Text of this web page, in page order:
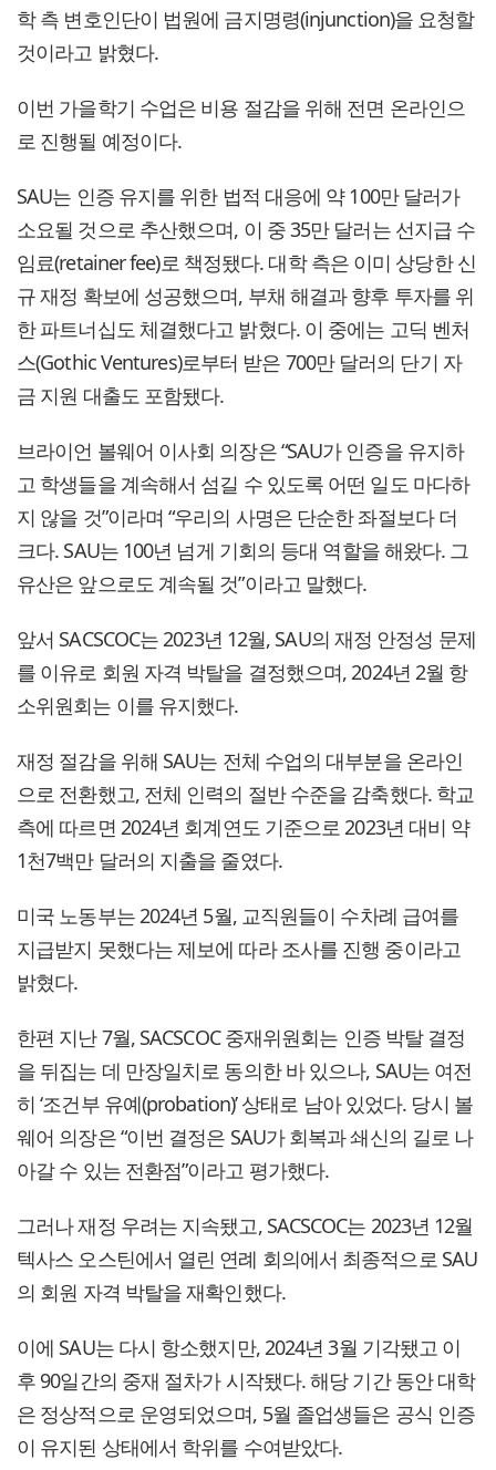
학 측 변호인단이 법원에 금지명령(injunction)을 요청할
것이라고 밝혔다.
이번 가을학기 수업은 비용 절감을 위해 전면 온라인으
로 진행될 예정이다.
SAU는 인증 유지를 위한 법적 대응에 약 100만 달러가
소요될 것으로 추산했으며, 이 중 35만 달러는 선지급 수
임료(retainer fee)로 책정됐다. 대학 측은 이미 상당한 신
규 재정 확보에 성공했으며, 부채 해결과 향후 투자를 위
한 파트너십도 체결했다고 밝혔다. 이 중에는 고딕 벤처
스(Gothic Ventures)로부터 받은 700만 달러의 단기 자
금 지원 대출도 포함됐다.
브라이언 볼웨어 이사회 의장은 “SAU가 인증을 유지하
고 학생들을 계속해서 섬길 수 있도록 어떤 일도 마다하
지 않을 것”이라며 “우리의 사명은 단순한 좌절보다 더
크다. SAU는 100년 넘게 기회의 등대 역할을 해왔다. 그
유산은 앞으로도 계속될 것”이라고 말했다.
앞서 SACSCOC는 2023년 12월, SAU의 재정 안정성 문제
를 이유로 회원 자격 박탈을 결정했으며, 2024년 2월 항
소위원회는 이를 유지했다.
재정 절감을 위해 SAU는 전체 수업의 대부분을 온라인
으로 전환했고, 전체 인력의 절반 수준을 감축했다. 학교
측에 따르면 2024년 회계연도 기준으로 2023년 대비 약
1천7백만 달러의 지출을 줄였다.
미국 노동부는 2024년 5월, 교직원들이 수차례 급여를
지급받지 못했다는 제보에 따라 조사를 진행 중이라고
밝혔다.
한편 지난 7월, SACSCOC 중재위원회는 인증 박탈 결정
을 뒤집는 데 만장일치로 동의한 바 있으나, SAU는 여전
히 ‘조건부 유예(probation)’ 상태로 남아 있었다. 당시 볼
웨어 의장은 “이번 결정은 SAU가 회복과 쇄신의 길로 나
아갈 수 있는 전환점”이라고 평가했다.
그러나 재정 우려는 지속됐고, SACSCOC는 2023년 12월
텍사스 오스틴에서 열린 연례 회의에서 최종적으로 SAU
의 회원 자격 박탈을 재확인했다.
이에 SAU는 다시 항소했지만, 2024년 3월 기각됐고 이
후 90일간의 중재 절차가 시작됐다. 해당 기간 동안 대학
은 정상적으로 운영되었으며, 5월 졸업생들은 공식 인증
이 유지된 상태에서 학위를 수여받았다.